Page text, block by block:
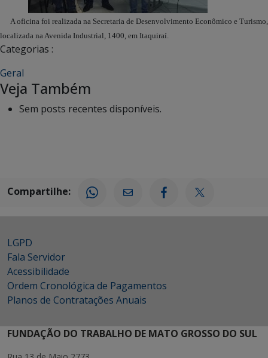
A oficina foi realizada na Secretaria de Desenvolvimento Econômico e Turismo,
localizada na Avenida Industrial, 1400, em Itaquiraí.
Categorias :
Geral
Veja Também
Sem posts recentes disponíveis.
Compartilhe:
LGPD
Fala Servidor
Acessibilidade
Ordem Cronológica de Pagamentos
Planos de Contratações Anuais
FUNDAÇÃO DO TRABALHO DE MATO GROSSO DO SUL